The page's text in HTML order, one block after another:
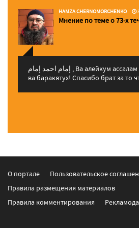
HAMZA CHERNOMORCHENKO
Мнение по теме о 73-х
إمام احمد إمام , Ва алейкум ассалам ва рахматуЛлахи
ва баракятух! Спасибо брат за то
О портале
Пользовательское
Правила размещения материалов
Правила комментирования